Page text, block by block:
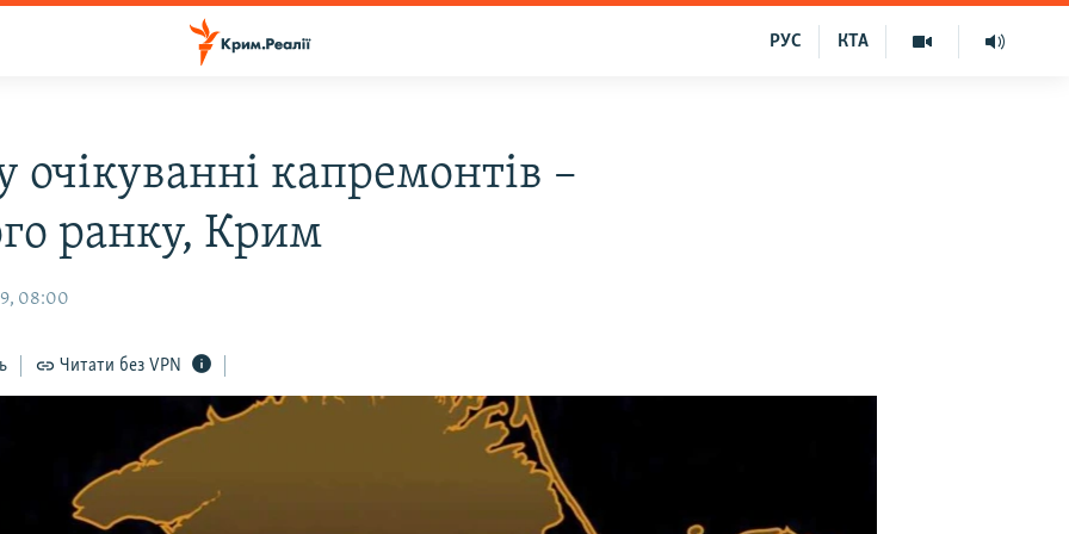
КТА
РУС
очікуванні капремонтів –
ранку, Крим
08:00
Читати без VPN